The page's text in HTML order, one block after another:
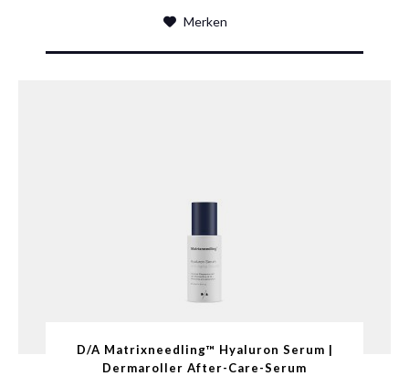
Merken
D/A Matrixneedling™ Hyaluron Serum |
Dermaroller After-Care-Serum